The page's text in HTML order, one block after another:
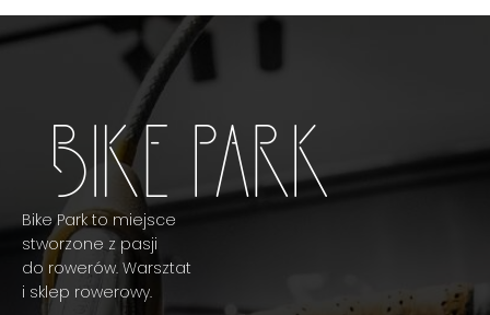
Bike Park to miejsce
stworzone z pasji
do rowerów. Warsztat
i sklep rowerowy.